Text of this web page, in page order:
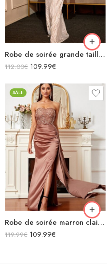
Robe de soirée grande taille blanche longue sirène manches longues à imprimé col carré
112.00€ 109.99€
SALE
Robe de soirée marron clair à paillettes bustier en satin sans manches
119.99€ 109.99€